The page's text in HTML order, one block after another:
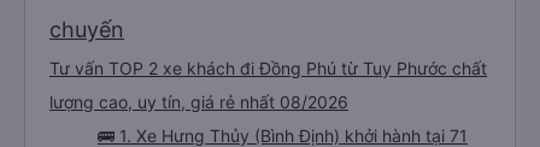
chuyến
Tư vấn TOP 2 xe khách đi Đồng Phú từ Tuy Phước chất
lượng cao, uy tín, giá rẻ nhất 08/2026
🚌 1. Xe Hưng Thủy (Bình Định) khởi hành tại 71